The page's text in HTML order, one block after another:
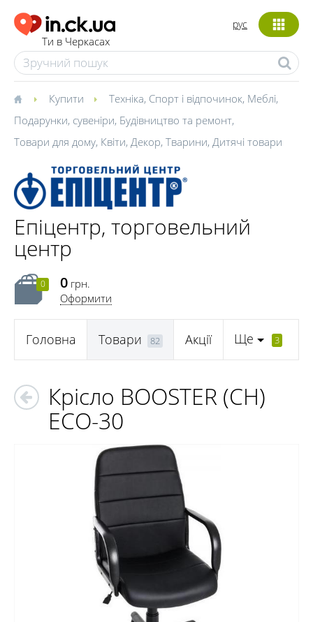
Ти в Черкасах
рус
Купити Техніка, Спорт і відпочинок, Меблі,
Подарунки, сувеніри, Будівництво та ремонт,
Товари для дому, Квіти, Декор, Тварини, Дитячі товари
Епіцентр, торговельний
центр
0 0 грн.
Оформити
Головна Товари 82 Акції Ще 3
Крісло BOOSTER (CH)
ECO-30